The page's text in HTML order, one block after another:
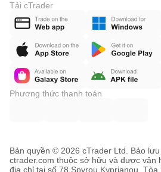
Tải cTrader
Phương thức thanh toán
Bản quyền © 2026 cTrader Ltd. Bảo lưu
ctrader.com thuộc sở hữu và được vận
địa chỉ tại số 78 Spyrou Kyprianou,